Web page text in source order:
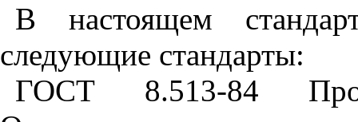
В настоящем
следующие стандарты:
ГОСТ 8.513-84